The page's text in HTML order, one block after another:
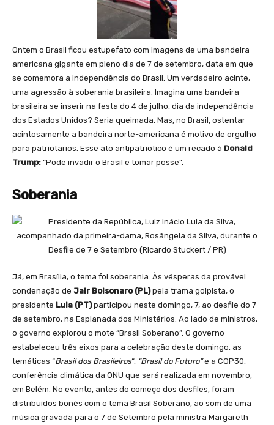
Ontem o Brasil ficou estupefato com imagens de uma bandeira
americana gigante em pleno dia de 7 de setembro, data em que
se comemora a independência do Brasil. Um verdadeiro acinte,
uma agressão à soberania brasileira. Imagina uma bandeira
brasileira se inserir na festa do 4 de julho, dia da independência
dos Estados Unidos? Seria queimada. Mas, no Brasil, ostentar
acintosamente a bandeira norte-americana é motivo de orgulho
para patriotarios. Esse ato antipatriotico é um recado à Donald
Trump: “Pode invadir o Brasil e tomar posse”.
Soberania
Já, em Brasília, o tema foi soberania. Às vésperas da provável
condenação de Jair Bolsonaro (PL)pela trama golpista, o
presidente Lula (PT)participou neste domingo, 7, ao desfile do 7
de setembro, na Esplanada dos Ministérios. Ao lado de ministros,
o governo explorou o mote “Brasil Soberano”. O governo
estabeleceu três eixos para a celebração deste domingo, as
temáticas “Brasil dos Brasileiros“, “Brasil do Futuro”e a COP30,
conferência climática da ONU que será realizada em novembro,
em Belém. No evento, antes do começo dos desfiles, foram
distribuídos bonés com o tema Brasil Soberano, ao som de uma
música gravada para o 7 de Setembro pela ministra Margareth